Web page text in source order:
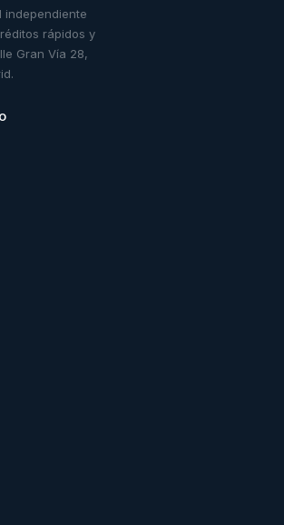
independiente
rápidos y
Gran Vía 28,